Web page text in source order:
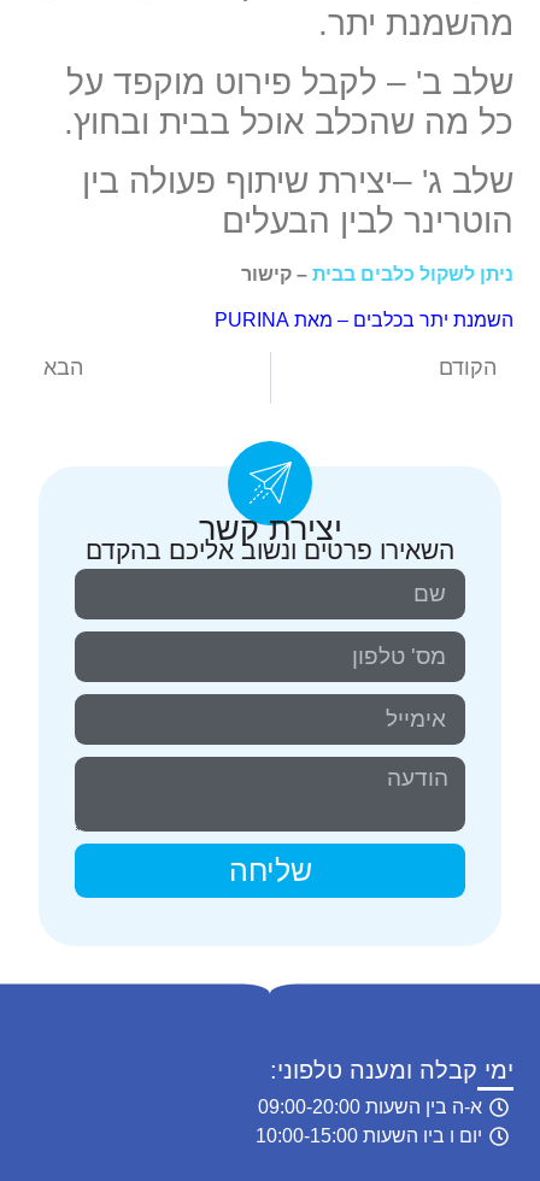
יצירת קשר
השאירו פרטים ונשוב אליכם בהקדם
שליחה
מהשמנת יתר.
שלב ב' – לקבל פירוט מוקפד על
כל מה שהכלב אוכל בבית ובחוץ.
שלב ג' –יצירת שיתוף פעולה בין
הוטרינר לבין הבעלים
ניתן לשקול כלבים בבית – קישור
השמנת יתר בכלבים – מאת PURINA
הקודם הבא
ימי קבלה ומענה טלפוני:
א-ה בין השעות 09:00-20:00
יום ו ביו השעות 10:00-15:00